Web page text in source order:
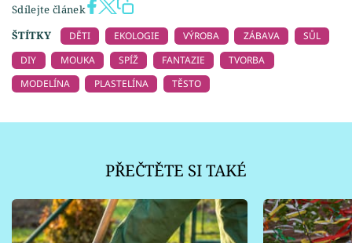
Sdílejte článek
ŠTÍTKY
DĚTI EKOLOGIE VÝROBA ZÁBAVA
SŮL
DIY
MOUKA SPÍŽ FANTAZIE
TVORBA
MODELÍNA
PLASTELÍNA TĚSTO
PŘEČTĚTE SI TAKÉ